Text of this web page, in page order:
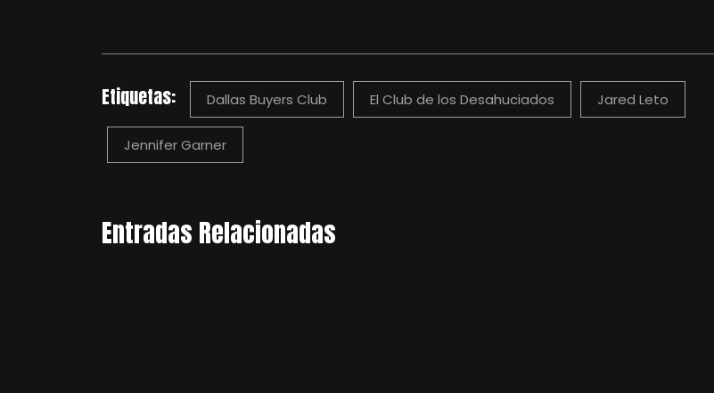
Etiquetas: Dallas Buyers Club El Club de los Desahuciados Jared Leto
Jennifer Garner
Entradas Relacionadas